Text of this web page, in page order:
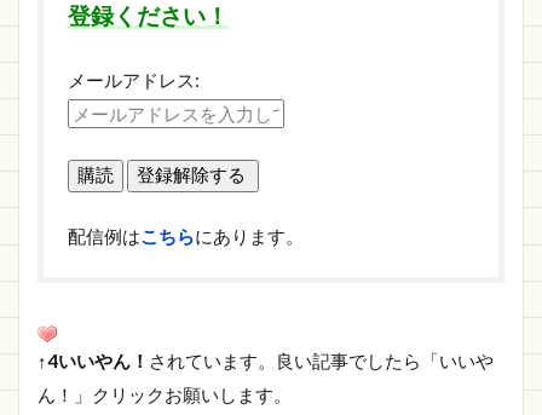
登録ください！
メールアドレス:
配信例はこちらにあります。
↑4いいやん！ されています。良い記事でしたら「いいや
ん！」クリックお願いします。